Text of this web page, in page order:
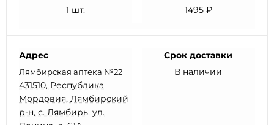
1 шт.
1495 ₽
Адрес
Лямбирская аптека №22
431510, Республика
Мордовия, Лямбирский
р-н, с. Лямбирь, ул.
Срок доставки
В наличии